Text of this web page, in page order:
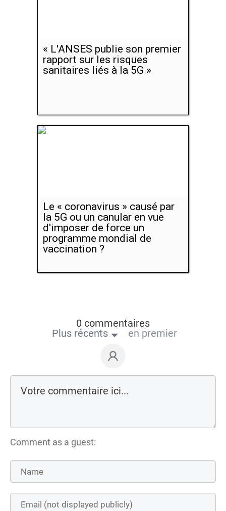
« L'ANSES publie son premier
rapport sur les risques
sanitaires liés à la 5G »
Le « coronavirus » causé par
la 5G ou un canular en vue
d'imposer de force un
programme mondial de
vaccination ?
0 commentaires
Plus récents
en premier
Comment as a guest: